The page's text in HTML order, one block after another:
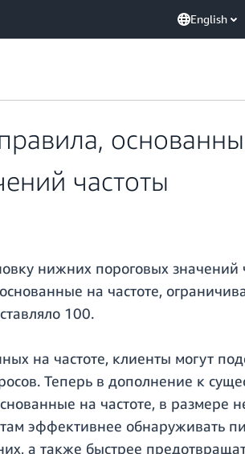
English
частоты
нижних пороговых
на частоте,
100.
на частоте, клиенты могут
Теперь в дополнение к
на частоте, в
эффективнее обнаруживать
а также быстрее